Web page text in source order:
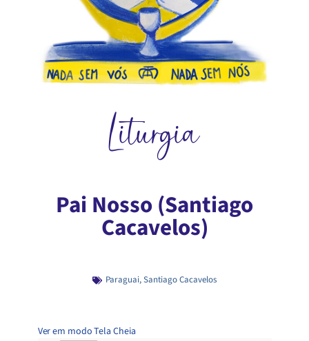
Liturgia
Pai Nosso (Santiago
Cacavelos)
Paraguai,Santiago Cacavelos
Ver em modo Tela Cheia